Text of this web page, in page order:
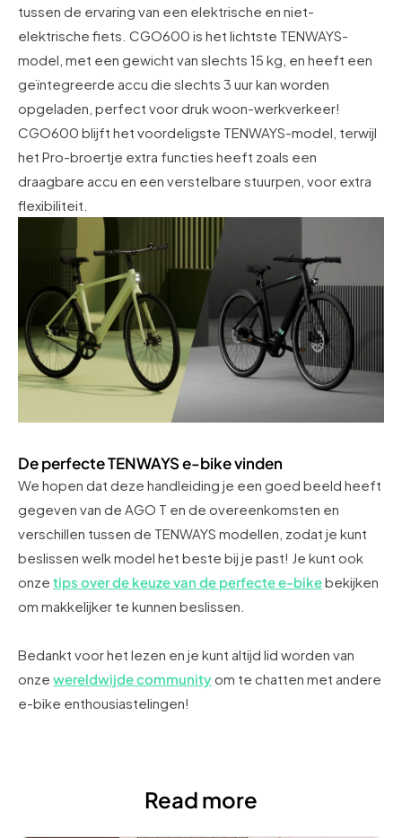
tussen de ervaring van een elektrische en niet-
elektrische fiets. CGO600 is het lichtste TENWAYS-
model, met een gewicht van slechts 15 kg, en heeft een
geïntegreerde accu die slechts 3 uur kan worden
opgeladen, perfect voor druk woon-werkverkeer!
CGO600 blijft het voordeligste TENWAYS-model, terwijl
het Pro-broertje extra functies heeft zoals een
draagbare accu en een verstelbare stuurpen, voor extra
flexibiliteit.
De perfecte TENWAYS e-bike vinden
We hopen dat deze handleiding je een goed beeld heeft
gegeven van de AGO T en de overeenkomsten en
verschillen tussen de TENWAYS modellen, zodat je kunt
beslissen welk model het beste bij je past! Je kunt ook
onze tips over de keuze van de perfecte e-bikebekijken
om makkelijker te kunnen beslissen.
Bedankt voor het lezen en je kunt altijd lid worden van
onze wereldwijde communityom te chatten met andere
e-bike enthousiastelingen!
Read more